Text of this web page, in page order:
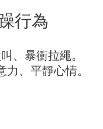
行為
、暴衝拉繩。
、平靜心情。